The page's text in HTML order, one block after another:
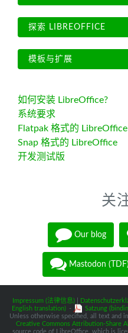
探索 LIBREOFFICE
模板与扩展
如何安装 LibreOffice?
系统要求
Flatpak 格式的 LibreOffice
Snap 格式的 LibreOffice
开发测试版
关
Our blog
Mastodon (TDF)
Impressum (法律信息)|
English translation) - Satzung
Unless otherwise specified, all text and
Creative Commons Attribution-Share
source code of LibreOffice, which is